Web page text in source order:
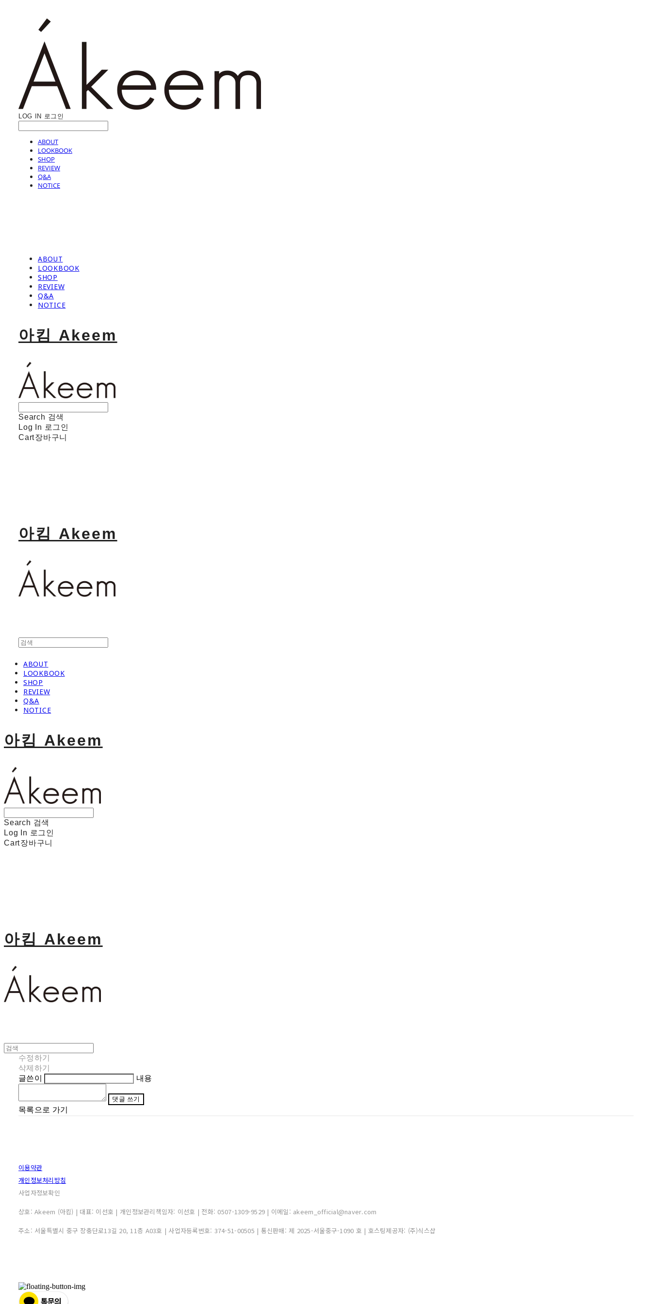
LOG IN 로그인
ABOUT
LOOKBOOK
SHOP
REVIEW
Q&A
NOTICE
ABOUT
LOOKBOOK
SHOP
REVIEW
Q&A
NOTICE
아킴 Akeem
Search 검색
Log In 로그인
Cart장바구니
아킴 Akeem
ABOUT
LOOKBOOK
SHOP
REVIEW
Q&A
NOTICE
아킴 Akeem
Search 검색
Log In 로그인
Cart장바구니
아킴 Akeem
수정하기
삭제하기
글쓴이
내용
댓글 쓰기
목록으로 가기
이용약관
개인정보처리방침
사업자정보확인
상호: Akeem (아킴) | 대표: 이선호 | 개인정보관리책임자: 이선호 | 전화: 0507-1309-9529 | 이메일: akeem_official@naver.com
주소: 서울특별시 중구 장충단로13길 20, 11층 A03호 | 사업자등록번호: 374-51-00505 | 통신판매: 제 2025-서울중구-1090 호 | 호스팅제공자: (주)식스샵